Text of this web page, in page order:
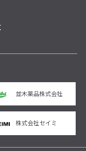
並木薬品株式会社
株式会社セイミ